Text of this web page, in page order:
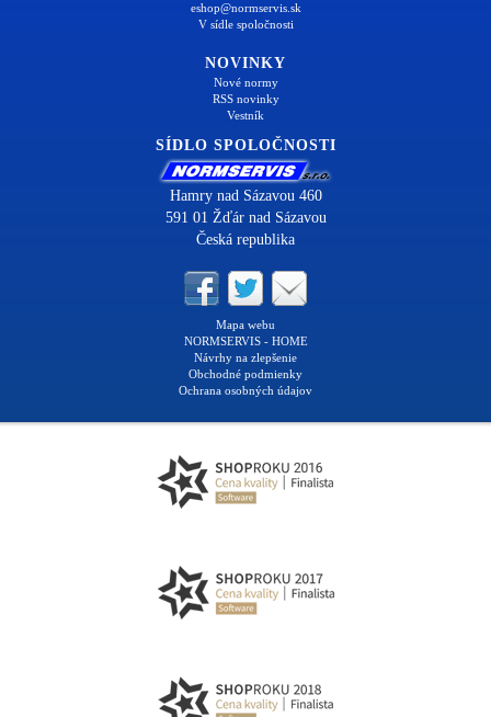
eshop@normservis.sk
V sídle spoločnosti
NOVINKY
Nové normy
RSS novinky
Vestník
SÍDLO SPOLOČNOSTI
Hamry nad Sázavou 460
591 01 Žďár nad Sázavou
Česká republika
Mapa webu
NORMSERVIS - HOME
Návrhy na zlepšenie
Obchodné podmienky
Ochrana osobných údajov